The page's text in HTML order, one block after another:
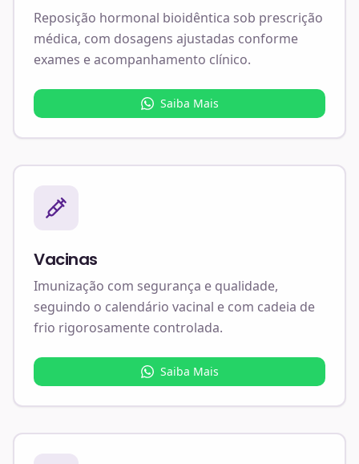
Reposição hormonal bioidêntica sob prescrição
médica, com dosagens ajustadas conforme
exames e acompanhamento clínico.
Saiba Mais
Vacinas
Imunização com segurança e qualidade,
seguindo o calendário vacinal e com cadeia de
frio rigorosamente controlada.
Saiba Mais